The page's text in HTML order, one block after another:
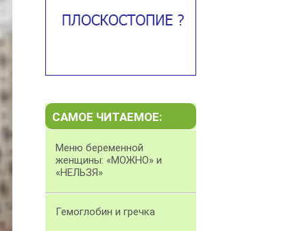
САМОЕ ЧИТАЕМОЕ:
Меню беременной
женщины: «МОЖНО» и
«НЕЛЬЗЯ»
Гемоглобин и гречка